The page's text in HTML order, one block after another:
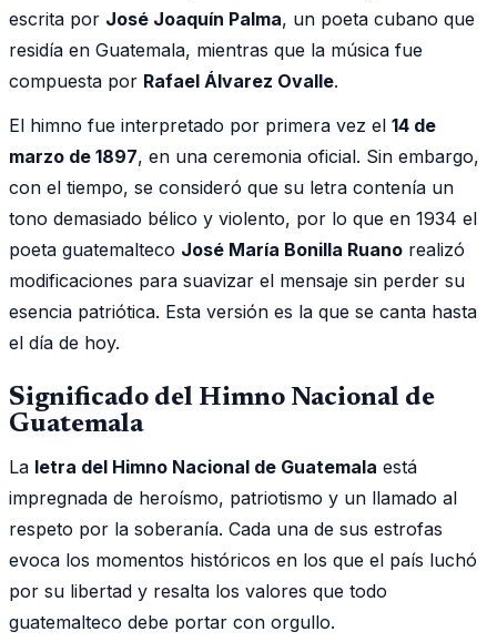
escrita por José Joaquín Palma, un poeta cubano que
residía en Guatemala, mientras que la música fue
compuesta por Rafael Álvarez Ovalle.
El himno fue interpretado por primera vez el 14 de
marzo de 1897, en una ceremonia oficial. Sin embargo,
con el tiempo, se consideró que su letra contenía un
tono demasiado bélico y violento, por lo que en 1934 el
poeta guatemalteco José María Bonilla Ruano realizó
modificaciones para suavizar el mensaje sin perder su
esencia patriótica. Esta versión es la que se canta hasta
el día de hoy.
Significado del Himno Nacional de
Guatemala
La letra del Himno Nacional de Guatemala está
impregnada de heroísmo, patriotismo y un llamado al
respeto por la soberanía. Cada una de sus estrofas
evoca los momentos históricos en los que el país luchó
por su libertad y resalta los valores que todo
guatemalteco debe portar con orgullo.